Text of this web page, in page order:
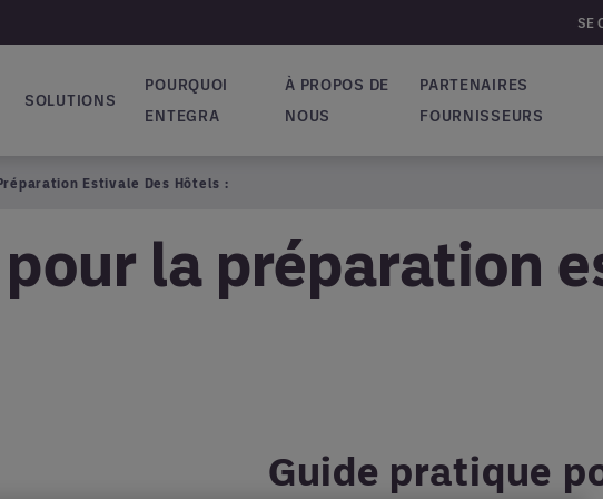
SE
principale
SOLUTIONS
POURQUOI
ENTEGRA
À PROPOS DE
NOUS
PARTENAIRES
FOURNISSEURS
Estivale Des Hôtels :
la préparation
Guide pratique